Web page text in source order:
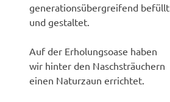
generationsübergreifend befüllt
und gestaltet.
Auf der Erholungsoase haben
wir hinter den Naschsträuchern
einen Naturzaun errichtet.